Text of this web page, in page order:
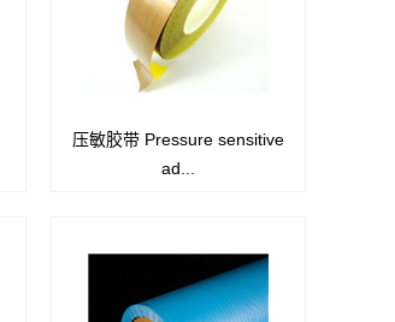
1035S应用于临时固定，阻挡树脂
等，背胶薄，胶与基膜粘结强度
耐温比通常硅酮胶高5-10%。基布
使用特种工艺处理，贴合操作和工
艺过程及脱模使用中，不容易反复
压敏胶带 Pressure sensitive
ad...